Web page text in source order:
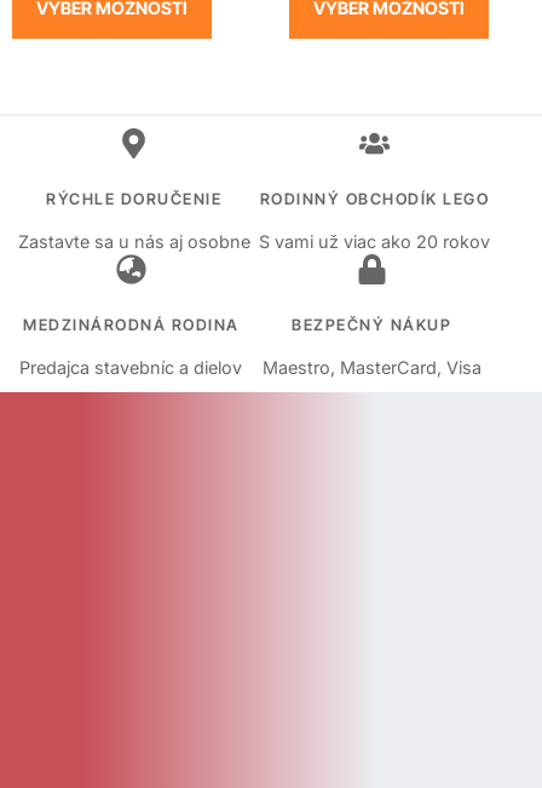
VÝBER MOŽNOSTÍ VÝBER MOŽNOSTÍ
RÝCHLE DORUČENIE
Zastavte sa u nás aj osobne
RODINNÝ OBCHODÍK LEGO
S vami už viac ako 20 rokov
MEDZINÁRODNÁ RODINA
Predajca stavebníc a dielov
BEZPEČNÝ NÁKUP
Maestro, MasterCard, Visa